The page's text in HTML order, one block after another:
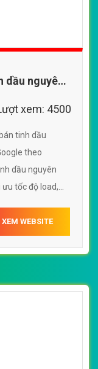
dầu nguyên
xem: 4500
tinh dầu
theo
dầu nguyên
tốc độ load,
phucthinhvn
XEM WEBSITE